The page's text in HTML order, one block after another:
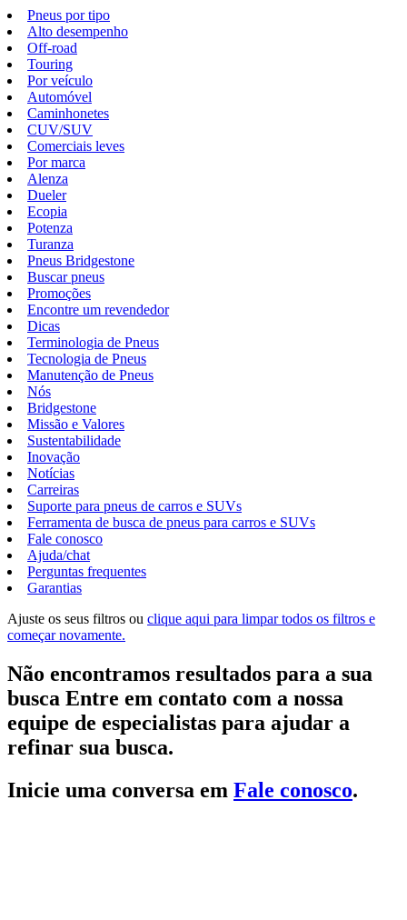
Pneus por tipo
Alto desempenho
Off-road
Touring
Por veículo
Automóvel
Caminhonetes
CUV/SUV
Comerciais leves
Por marca
Alenza
Dueler
Ecopia
Potenza
Turanza
Pneus Bridgestone
Buscar pneus
Promoções
Encontre um revendedor
Dicas
Terminologia de Pneus
Tecnologia de Pneus
Manutenção de Pneus
Nós
Bridgestone
Missão e Valores
Sustentabilidade
Inovação
Notícias
Carreiras
Suporte para pneus de carros e SUVs
Ferramenta de busca de pneus para carros e SUVs
Fale conosco
Ajuda/chat
Perguntas frequentes
Garantias
Ajuste os seus filtros ou clique aqui para limpar todos os filtros e
começar novamente.
Não encontramos resultados para a sua
busca Entre em contato com a nossa
equipe de especialistas para ajudar a
refinar sua busca.
Inicie uma conversa em Fale conosco.